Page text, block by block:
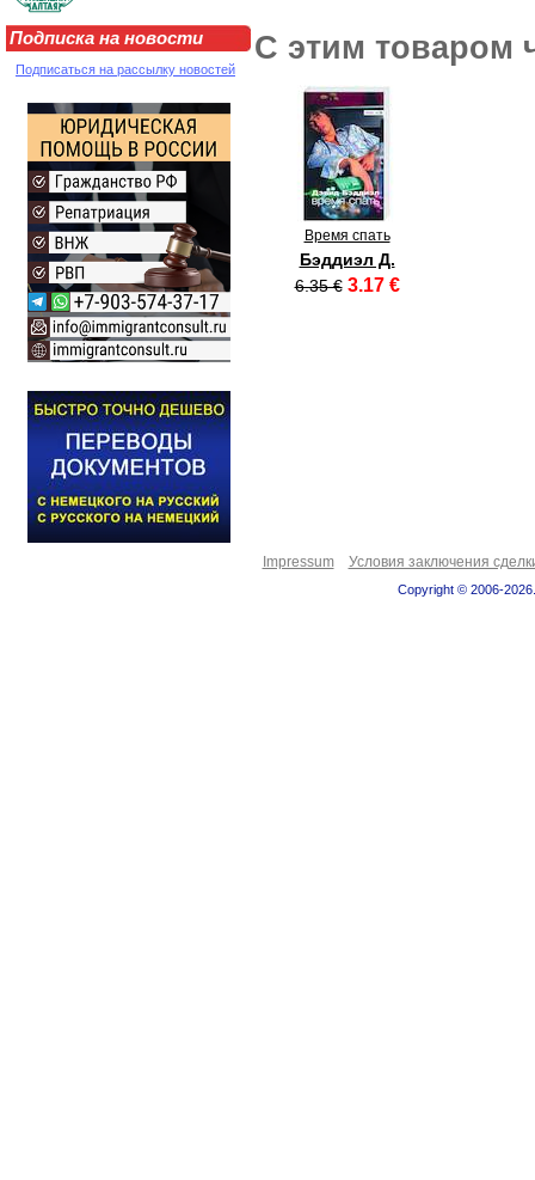
Подписка на новости
Подписаться на рассылку новостей
С этим товаром
Время спать
Бэддиэл Д.
6.35 € 3.17 €
Impressum Условия заключения
Copyright © 2006-